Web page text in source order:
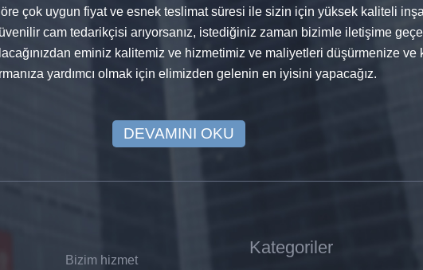
çok uygun fiyat ve esnek teslimat süresi ile sizin için yüksek kaliteli
cam tedarikçisi arıyorsanız, istediğiniz zaman bizimle iletişime
eminiz kalitemiz ve hizmetimiz ve maliyetleri düşürmenize ve
yardımcı olmak için elimizden gelenin en iyisini yapacağız.
DEVAMINI OKU
Bizim hizmet
Kategoriler